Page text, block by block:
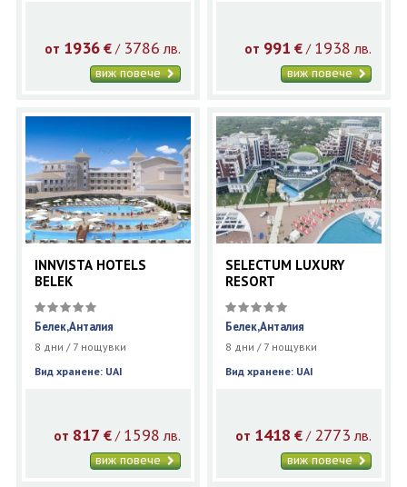
от 1936 €/ 3786 лв.
виж повече
от 991 € / 1938 лв.
виж повече
INNVISTA HOTELS
BELEK
Белек,Анталия
8 дни / 7 нощувки
Вид хранене: UAI
от 817 €/ 1598 лв.
виж повече
SELECTUM LUXURY
RESORT
Белек,Анталия
8 дни / 7 нощувки
Вид хранене: UAI
от 1418 € / 2773 лв.
виж повече